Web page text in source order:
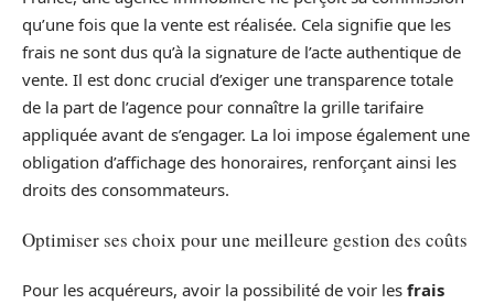
qu’une fois que la vente est réalisée. Cela signifie que les
frais ne sont dus qu’à la signature de l’acte authentique de
vente. Il est donc crucial d’exiger une transparence totale
de la part de l’agence pour connaître la grille tarifaire
appliquée avant de s’engager. La loi impose également une
obligation d’affichage des honoraires, renforçant ainsi les
droits des consommateurs.
Optimiser ses choix pour une meilleure gestion des coûts
Pour les acquéreurs, avoir la possibilité de voir les frais